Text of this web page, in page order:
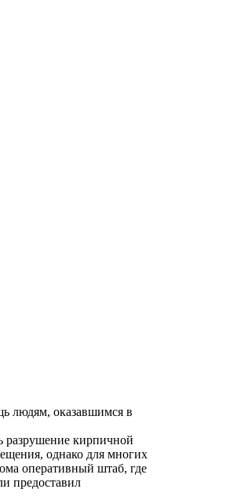
людям, оказавшимся в
разрушение кирпичной
однако для многих
оперативный штаб, где
предоставил